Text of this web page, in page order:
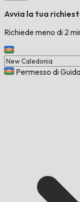
Avvia la tua
Richiede meno di 2
Permesso di